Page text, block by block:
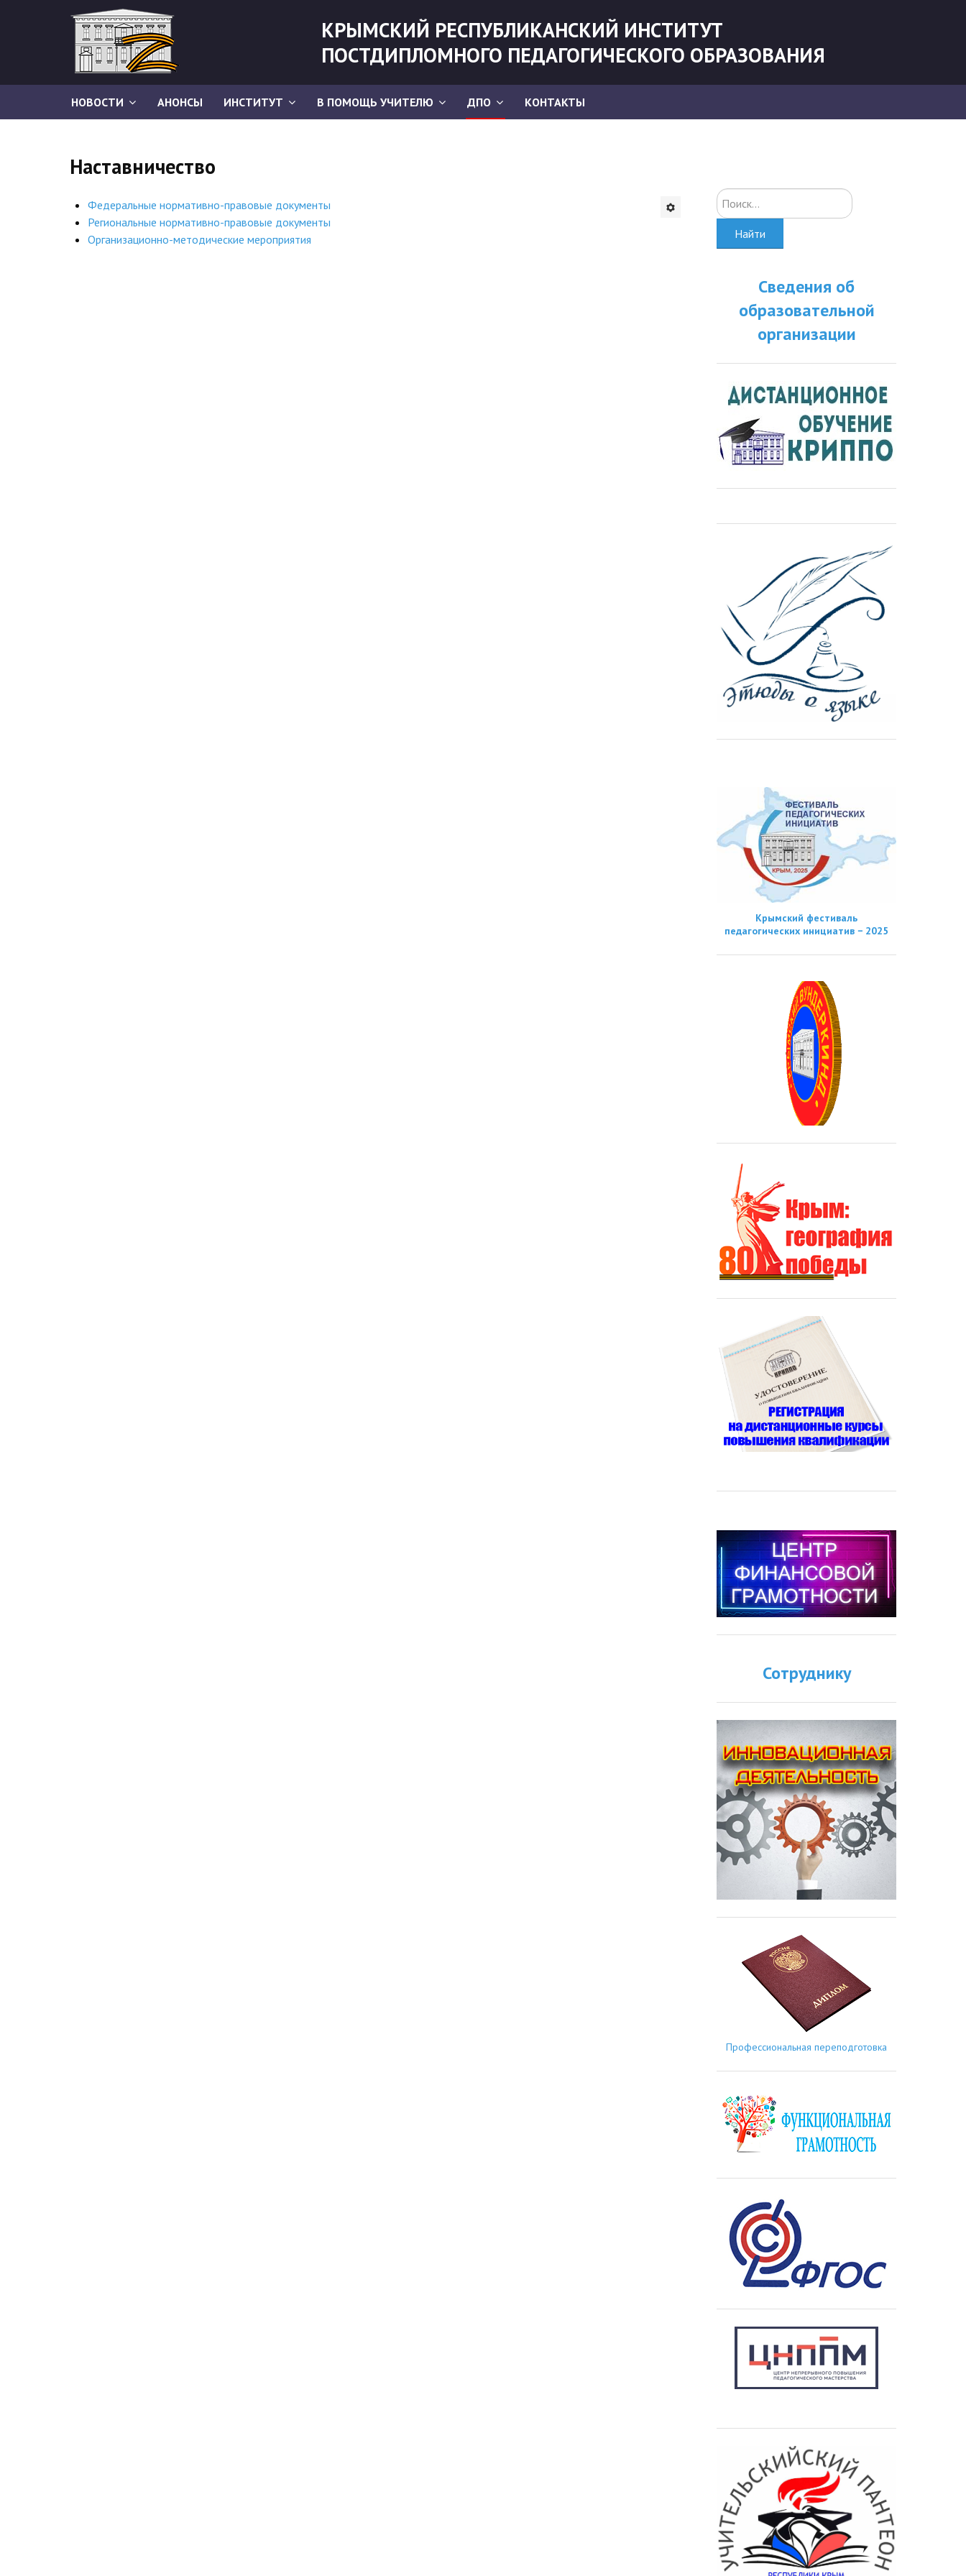
КРЫМСКИЙ РЕСПУБЛИКАНСКИЙ ИНСТИТУТ
ПОСТДИПЛОМНОГО ПЕДАГОГИЧЕСКОГО ОБРАЗОВАНИЯ
НОВОСТИ АНОНСЫ ИНСТИТУТ В ПОМОЩЬ УЧИТЕЛЮ ДПО КОНТАКТЫ
Наставничество
Федеральные нормативно-правовые документы
Региональные нормативно-правовые документы
Организационно-методические мероприятия
Искать...
Найти
Сведения об
образовательной
организации
Крымский фестиваль
педагогических инициатив − 2025
Сотруднику
Профессиональная переподготовка